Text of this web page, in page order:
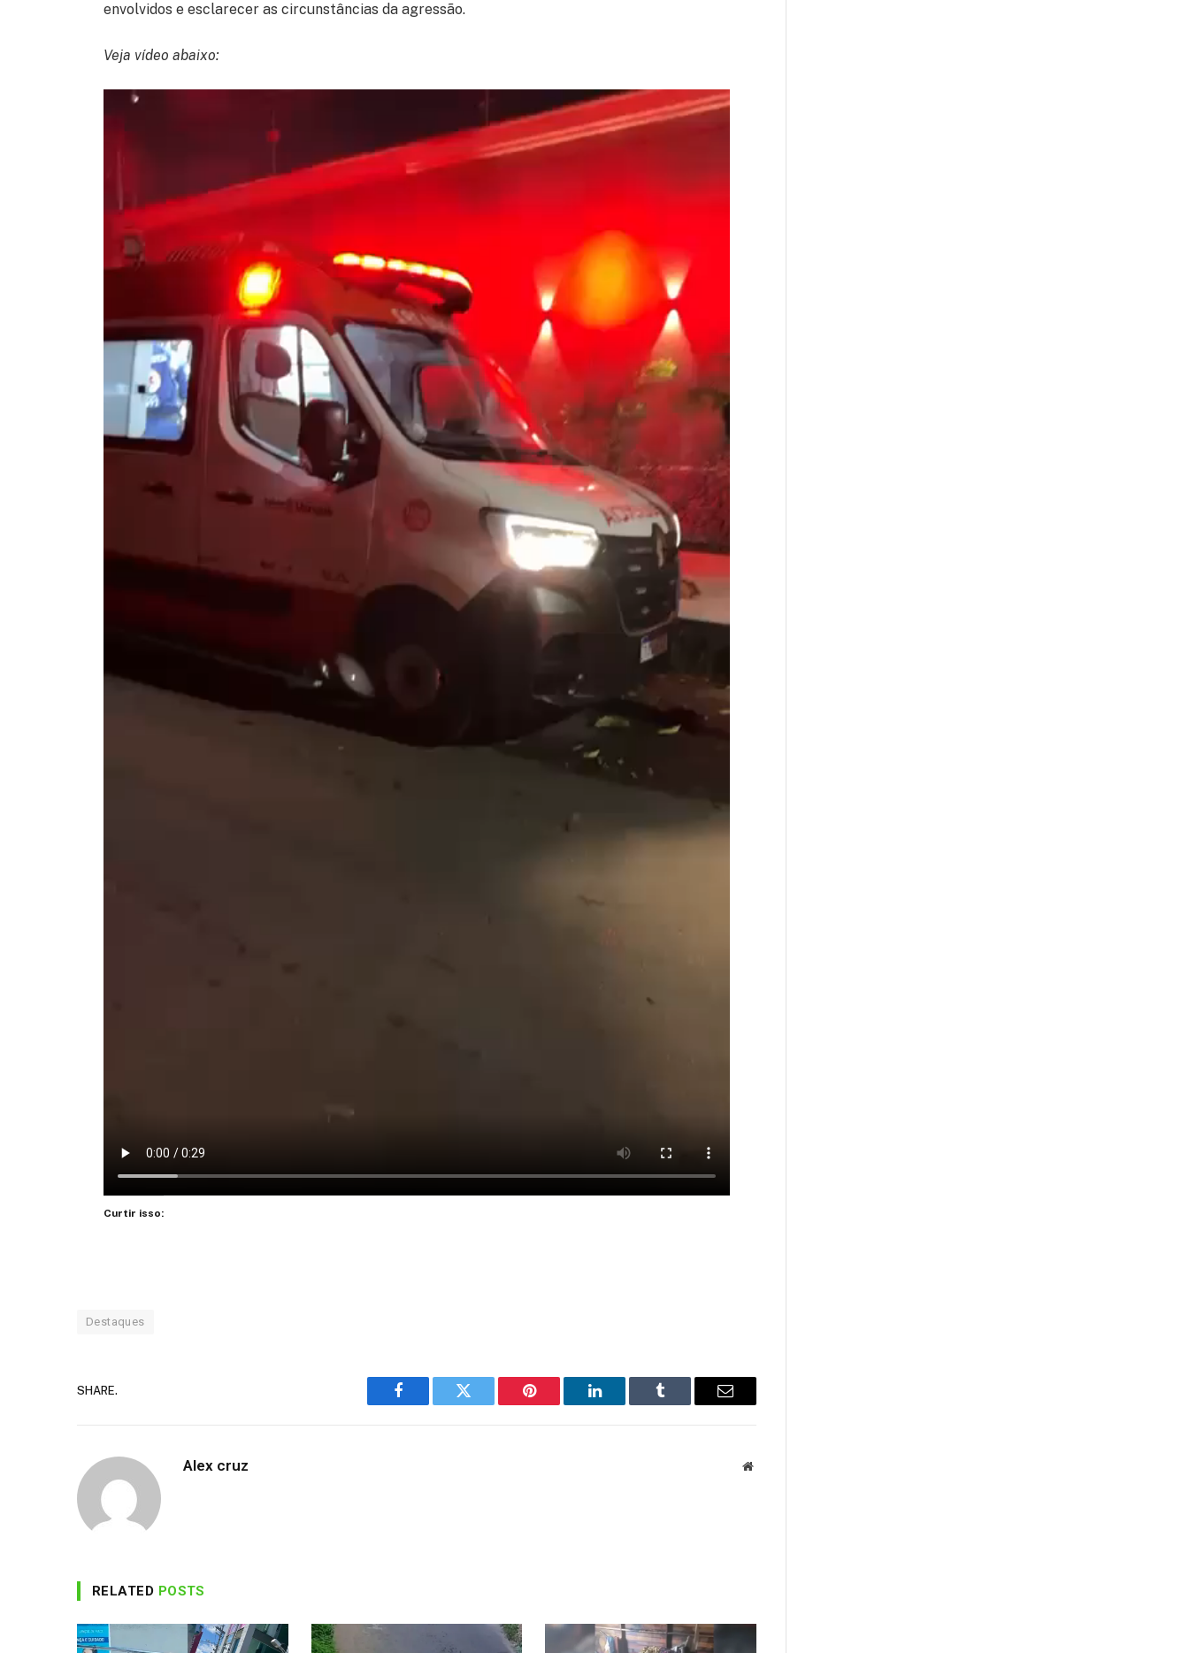
envolvidos e esclarecer as circunstâncias da agressão.
Veja vídeo abaixo:
Curtir isso:
Destaques
SHARE.
Facebook Twitter Pinterest LinkedIn Tumblr Email
Alex cruz Website
RELATED POSTS